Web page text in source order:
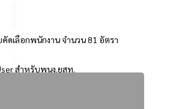
ดเลือกพนักงาน จำนวน 81 อัตรา
สำหรับพนง.ยสท.